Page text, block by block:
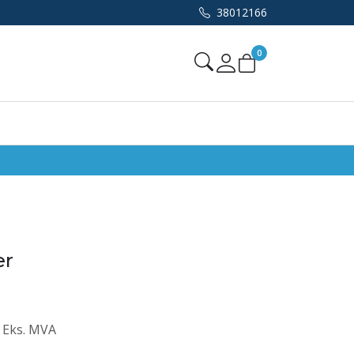
38012166
Mine sider
0
Eks. MVA